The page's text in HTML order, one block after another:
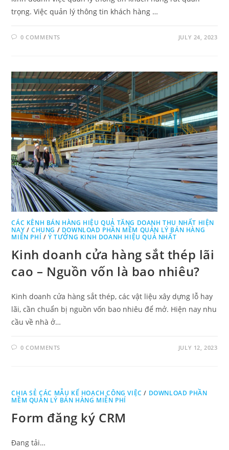
trọng. Việc quản lý thông tin khách hàng …
0 COMMENTS JULY 24, 2023
CÁC KÊNH BÁN HÀNG HIỆU QUẢ TĂNG DOANH THU NHẤT HIỆN
NAY /CHUNG / DOWNLOAD PHẦN MỀM QUẢN LÝ BÁN HÀNG
MIỄN PHÍ /Ý TƯỞNG KINH DOANH HIỆU QUẢ NHẤT
Kinh doanh cửa hàng sắt thép lãi
cao – Nguồn vốn là bao nhiêu?
Kinh doanh cửa hàng sắt thép, các vật liệu xây dựng lỗ hay
lãi, cần chuẩn bị nguồn vốn bao nhiêu để mở. Hiện nay nhu
cầu về nhà ở…
0 COMMENTS JULY 12, 2023
CHIA SẺ CÁC MẪU KẾ HOẠCH CÔNG VIỆC / DOWNLOAD PHẦN
MỀM QUẢN LÝ BÁN HÀNG MIỄN PHÍ
Form đăng ký CRM
Đang tải…